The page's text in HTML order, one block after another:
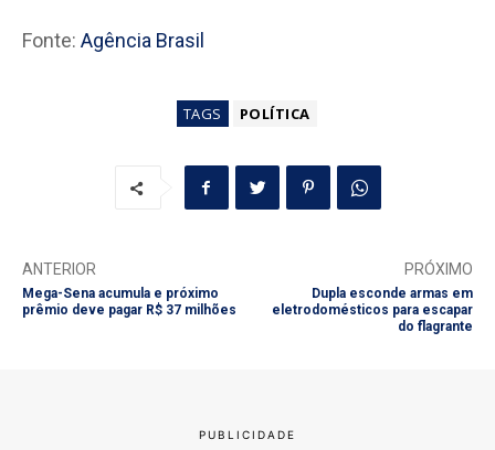
Fonte: Agência Brasil
TAGS POLÍTICA
ANTERIOR
Mega-Sena acumula e próximo
prêmio deve pagar R$ 37 milhões
PRÓXIMO
Dupla esconde armas em
eletrodomésticos para escapar
do flagrante